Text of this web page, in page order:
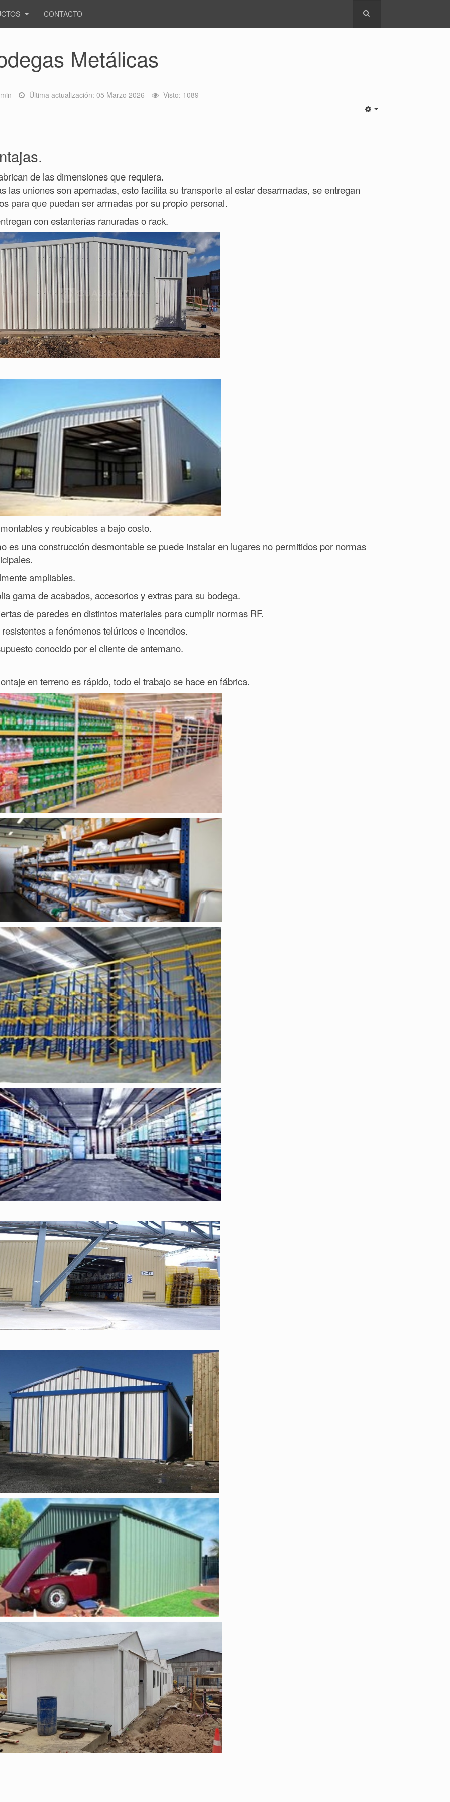
CONTACTO
Metálicas
Última actualización: 05 Marzo 2026 Visto: 1089
de las dimensiones que requiera.
las uniones son apernadas, esto facilita su transporte al estar desarmadas, se entregan
para que puedan ser armadas por su propio personal.
con estanterías ranuradas o rack.
y reubicables a bajo costo.
es una construcción desmontable se puede instalar en lugares no permitidos por normas
ampliables.
gama de acabados, accesorios y extras para su bodega.
de paredes en distintos materiales para cumplir normas RF.
a fenómenos telúricos e incendios.
conocido por el cliente de antemano.
en terreno es rápido, todo el trabajo se hace en fábrica.